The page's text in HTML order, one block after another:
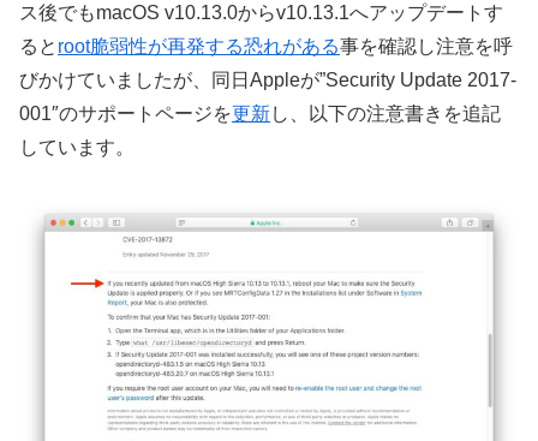
ス後でもmacOS v10.13.0からv10.13.1へアップデートす
ると root脆弱性が再発する恐れがある事を確認し注意を呼
びかけていましたが、同日Appleが”Security Update 2017-
001″のサポートページを更新し、以下の注意書きを追記
しています。